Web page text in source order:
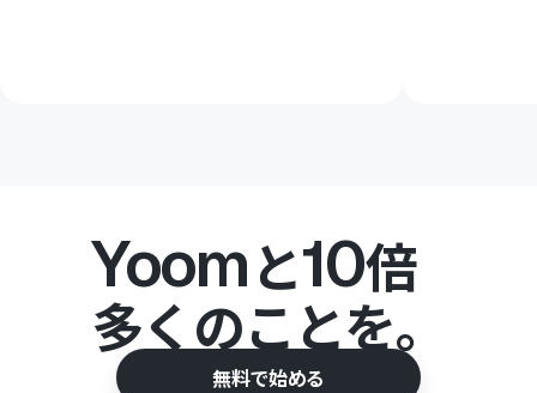
Yoomと10倍
多くのことを。
無料で始める